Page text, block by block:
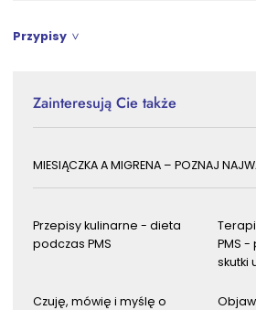
Przypisy
Zainteresują Cie także
MIESIĄCZKA A MIGRENA – POZNAJ
Przepisy kulinarne - dieta
podczas PMS
PMS -
skutki
Czuję, mówię i myślę o